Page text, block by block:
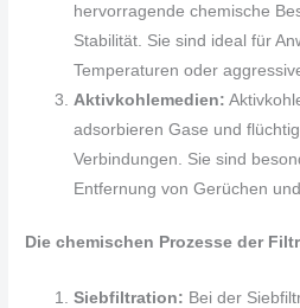
hervorragende chemische
Stabilität. Sie sind ideal für
Temperaturen oder
Aktivkohlemedien:
adsorbieren Gase und
Verbindungen. Sie sind
Entfernung von Gerüchen
Die chemischen Prozesse der
Siebfiltration: Bei der